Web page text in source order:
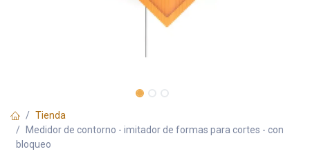
Tienda
Medidor de contorno - imitador de formas para cortes - con
bloqueo